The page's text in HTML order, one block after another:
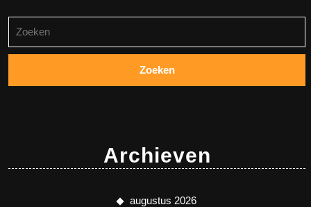
naar:
Archieven
augustus 2026